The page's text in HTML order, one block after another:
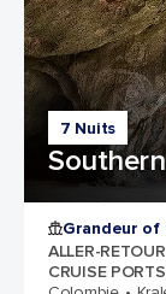
7 Nuits
Grandeur of
ALLER-
CRUISE PORTS